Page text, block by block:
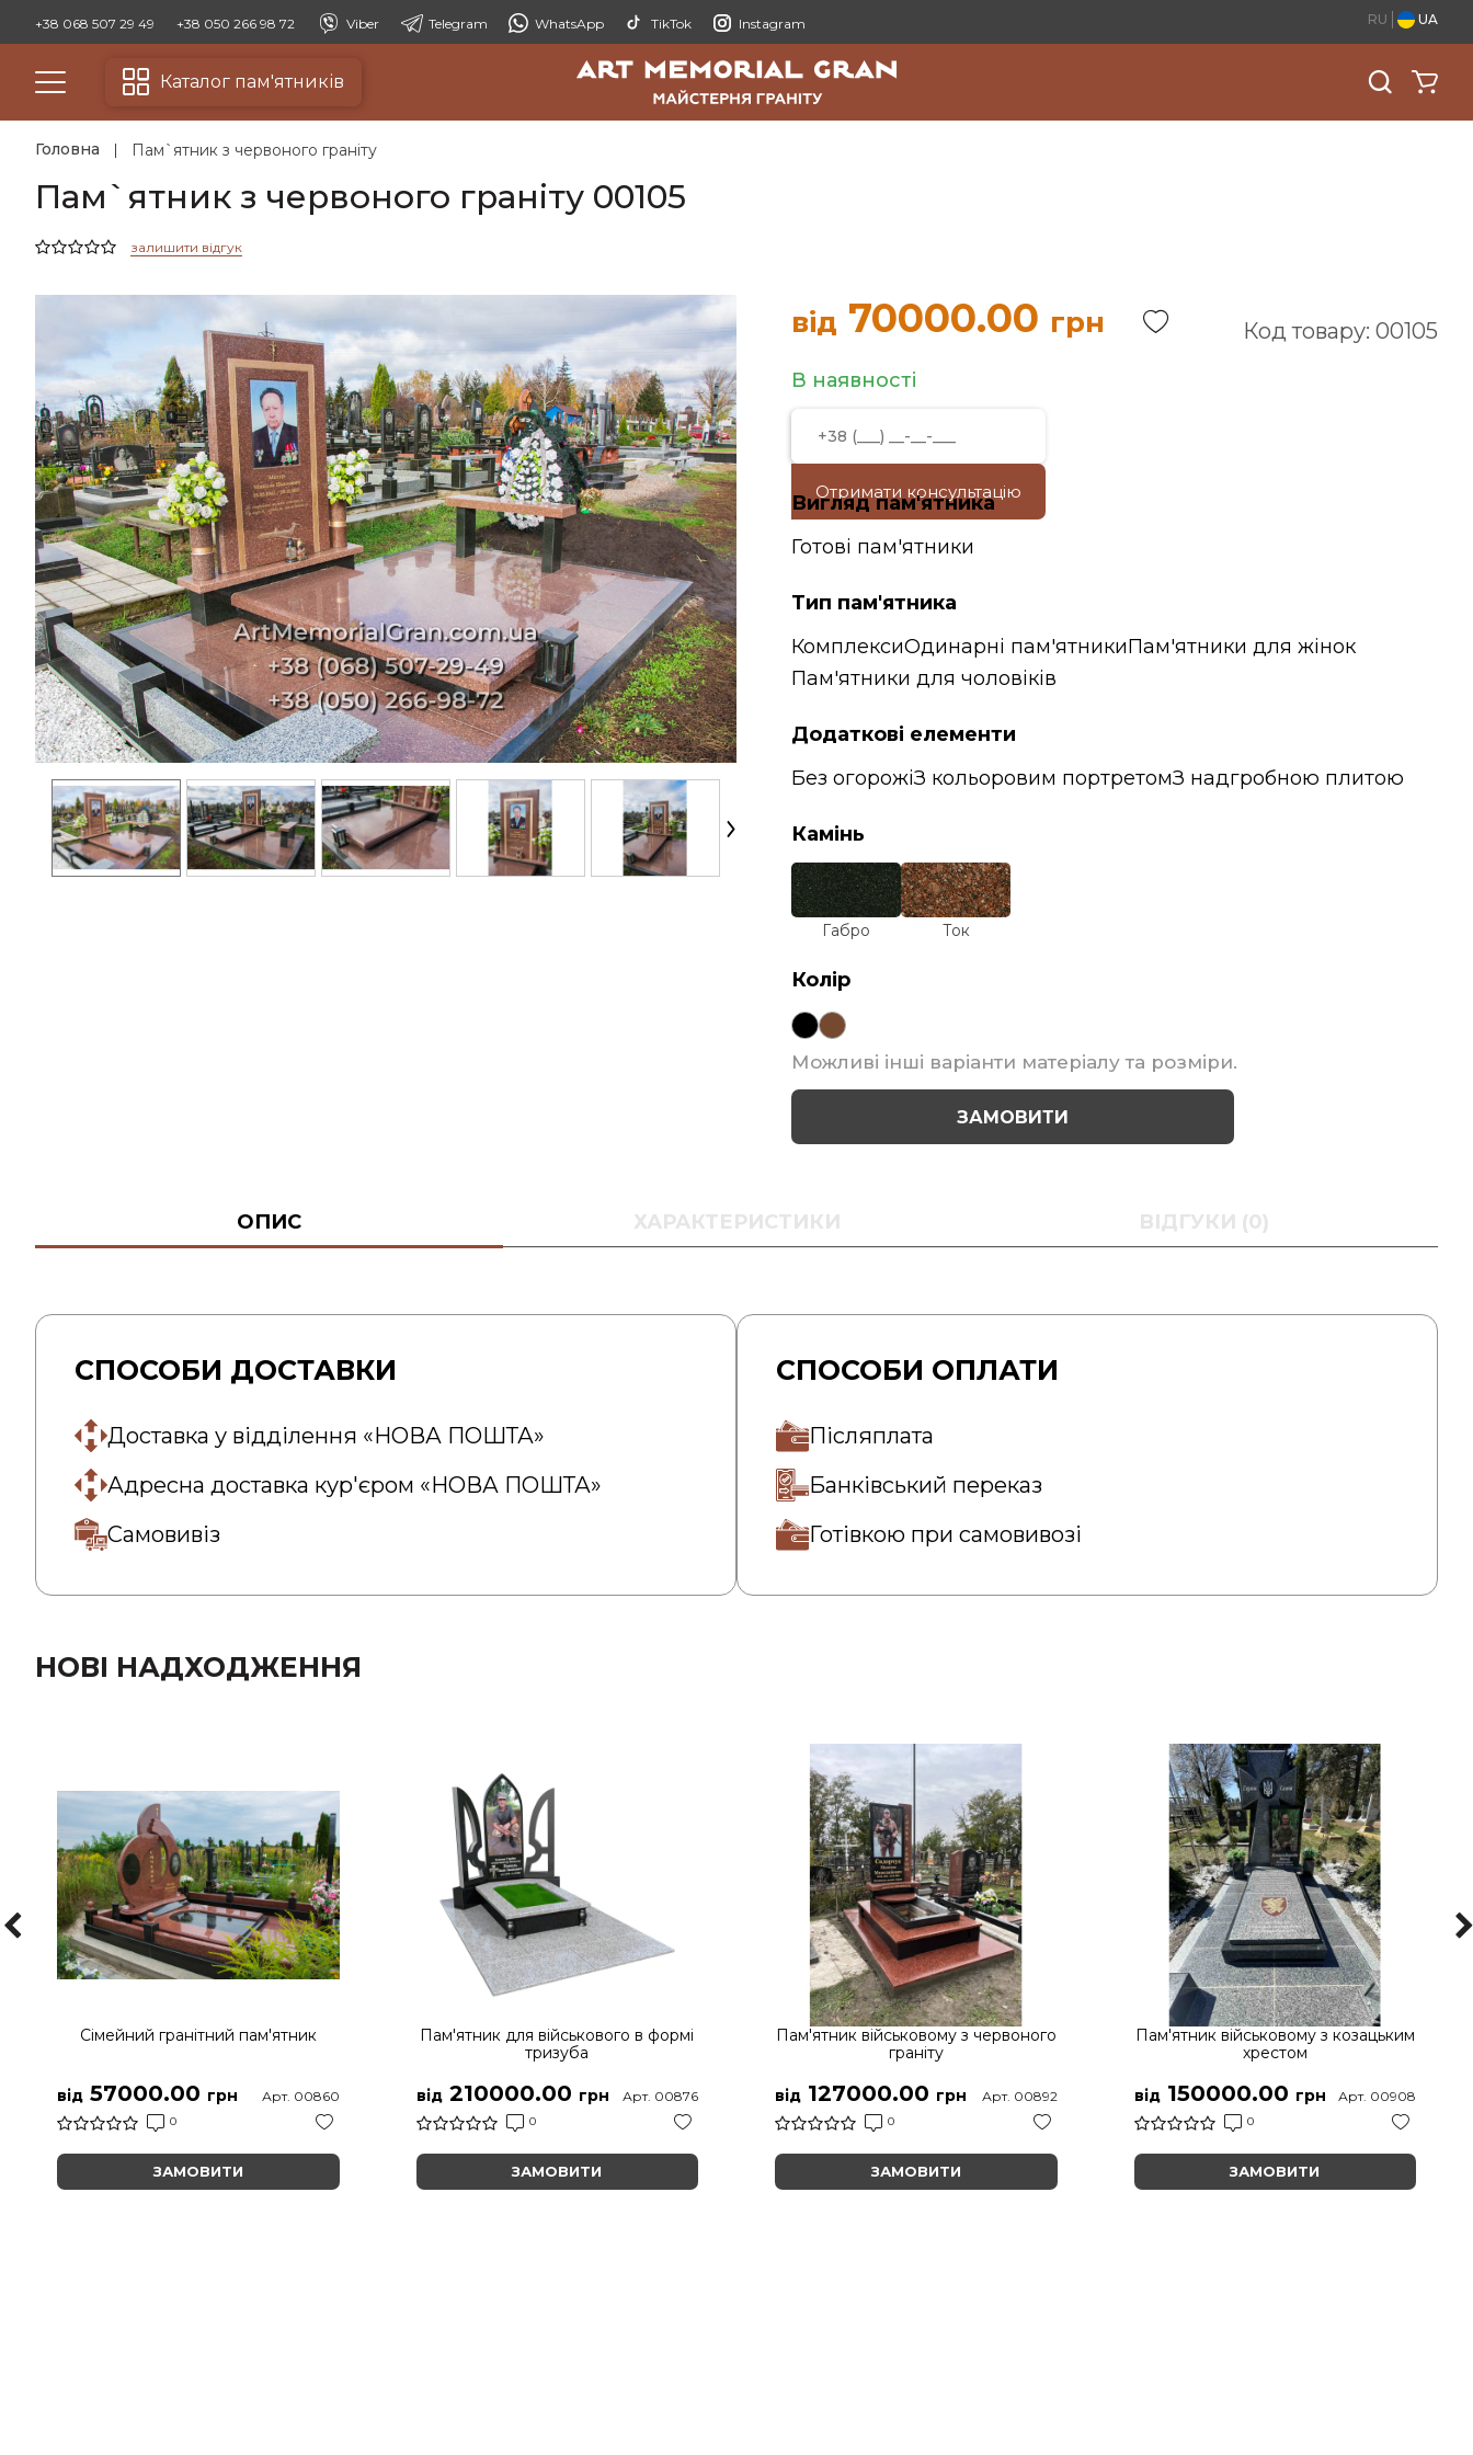
+38 068 507 29 49 +38 050 266 98 72 Viber Telegram WhatsApp TikTok Instagram RU UA
Каталог пам'ятників
Головна Пам`ятник з червоного граніту
Пам`ятник з червоного граніту 00105
залишити відгук
від 70000.00 грн Код товару: 00105
В наявності
Отримати консультацію
Вигляд пам'ятника
Готові пам'ятники
Тип пам'ятника
КомплексиОдинарні пам'ятникиПам'ятники для жінок
Пам'ятники для чоловіків
Додаткові елементи
Без огорожіЗ кольоровим портретомЗ надгробною плитою
Камінь
Габро Ток
Колір
Можливі інші варіанти матеріалу та розміри.
ЗАМОВИТИ
ОПИС ХАРАКТЕРИСТИКИ ВІДГУКИ (0)
СПОСОБИ ДОСТАВКИ
Доставка у відділення «НОВА ПОШТА»
Адресна доставка кур'єром «НОВА ПОШТА»
Самовивіз
СПОСОБИ ОПЛАТИ
Післяплата
Банківський переказ
Готівкою при самовивозі
НОВІ НАДХОДЖЕННЯ
Сімейний гранітний пам'ятник
від 57000.00 грн
0
Арт. 00860
ЗАМОВИТИ
Пам'ятник для військового в формі
тризуба
від210000.00 грн
0
Арт. 00876
ЗАМОВИТИ
Пам'ятник військовому з червоного
граніту
від 127000.00 грн
0
Арт. 00892
ЗАМОВИТИ
Пам'ятник військовому з козацьким
хрестом
від150000.00 грн
0
Арт. 00908
ЗАМОВИТИ